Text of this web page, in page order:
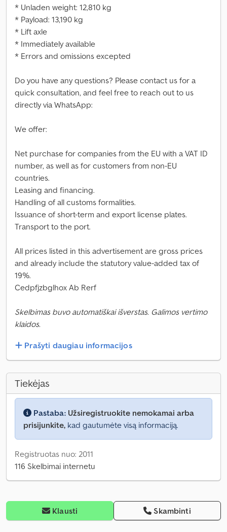
* Unladen weight: 12,810 kg
* Payload: 13,190 kg
* Lift axle
* Immediately available
* Errors and omissions excepted
Do you have any questions? Please contact us for a
quick consultation, and feel free to reach out to us
directly via WhatsApp:
We offer:
Net purchase for companies from the EU with a VAT ID
number, as well as for customers from non-EU
countries.
Leasing and financing.
Handling of all customs formalities.
Issuance of short-term and export license plates.
Transport to the port.
All prices listed in this advertisement are gross prices
and already include the statutory value-added tax of
19%.
Cedpfjzbglhox Ab Rerf
Skelbimas buvo automatiškai išverstas. Galimos vertimo
klaidos.
Prašyti daugiau informacijos
Tiekėjas
Pastaba: Užsiregistruokite nemokamai arba
prisijunkite, kad gautumėte visą informaciją.
Registruotas nuo: 2011
116 Skelbimai internetu
Klausti Skambinti